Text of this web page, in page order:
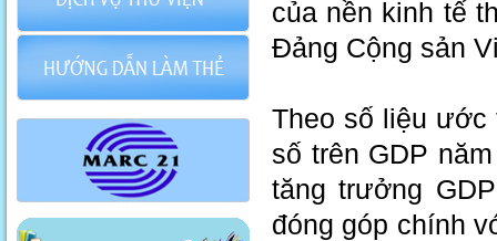
của nền kinh tế
Đảng Cộng sản
Theo số liệu ước
số trên GDP
tăng trưởng
đóng góp chính